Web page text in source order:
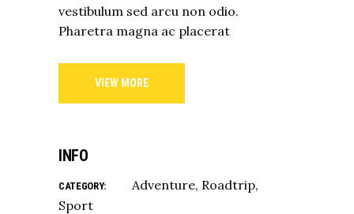
vestibulum sed arcu non odio.
Pharetra magna ac placerat
VIEW MORE
INFO
CATEGORY: Adventure Roadtrip
Sport